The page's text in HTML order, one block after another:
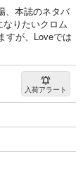
、本誌のネタバ
りたいクロム
すが、Loveでは
入荷アラート